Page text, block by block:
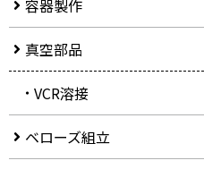
容器製作
真空部品
VCR溶接
ベローズ組立